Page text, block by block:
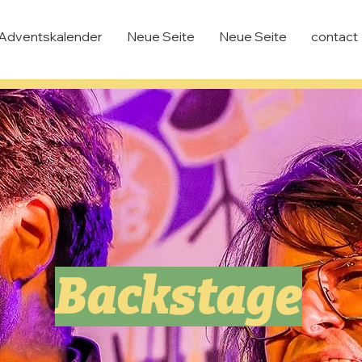
Neue Seite Neue Seite contact
Backstage